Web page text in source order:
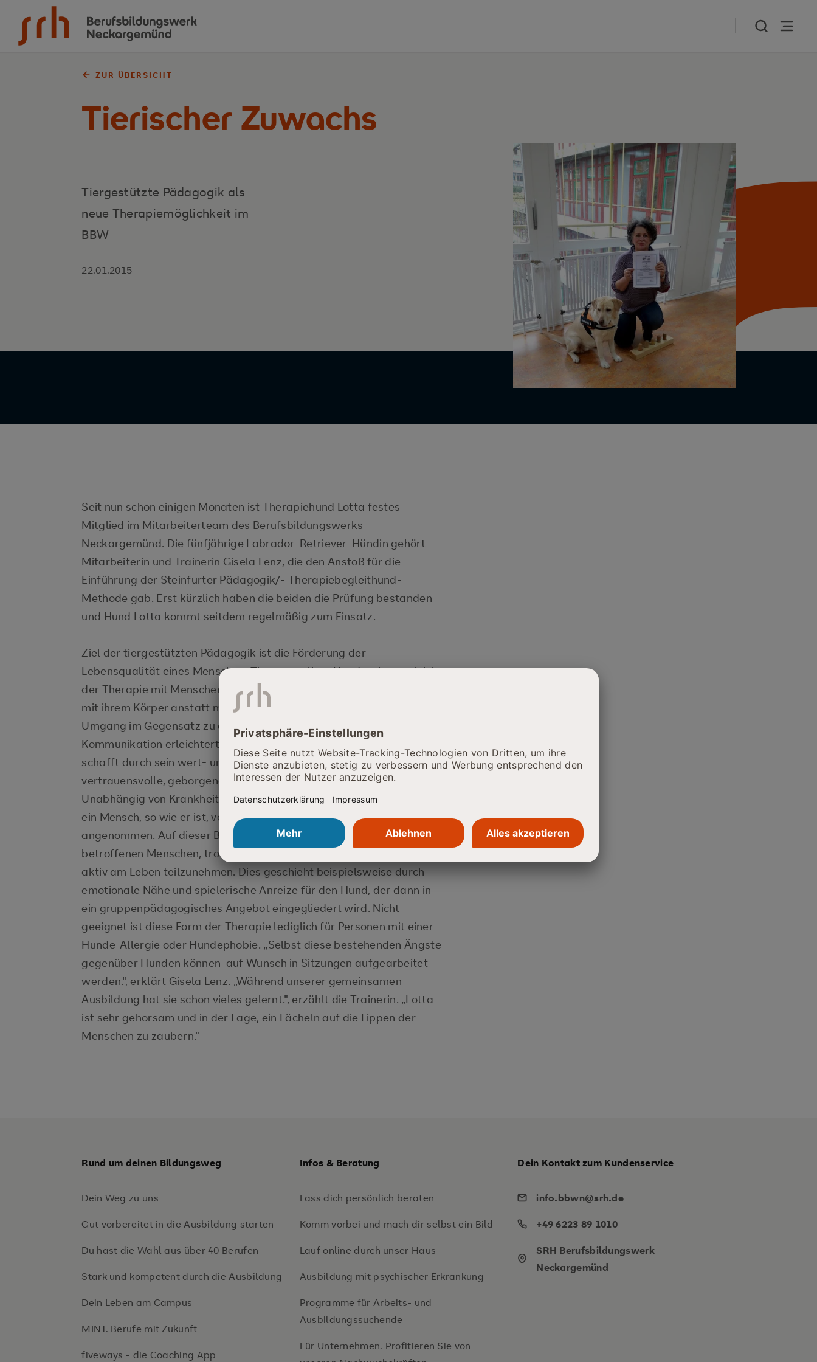
Zum Inhalt springen
ZUR ÜBERSICHT
Tierischer Zuwachs
22.01.2015
Tiergestützte Pädagogik als
neue Therapiemöglichkeit im
BBW
Seit nun schon einigen Monaten ist Therapiehund Lotta festes
Mitglied im Mitarbeiterteam des Berufsbildungswerks
Neckargemünd. Die fünfjährige Labrador-Retriever-Hündin gehört
Mitarbeiterin und Trainerin Gisela Lenz, die den Anstoß für die
Einführung der Steinfurter Pädagogik/- Therapiebegleithund-
Methode gab. Erst kürzlich haben die beiden die Prüfung bestanden
und Hund Lotta kommt seitdem regelmäßig zum Einsatz.
Ziel der tiergestützten Pädagogik ist die Förderung der
Lebensqualität eines Menschen. Tiere, vor allem Hunde, eignen sich in
der Therapie mit Menschen besonders gut, denn sie kommunizieren
mit ihrem Körper anstatt mit Sprache. Dadurch wird der gegenseitige
Umgang im Gegensatz zu der vielschichtigen menschlichen
Kommunikation erleichtert. Die bloße Anwesenheit eines Hundes
schafft durch sein wert- und vorurteilsfreies Wesen eine
vertrauensvolle, geborgene und sicherheitsspendende Atmosphäre.
Unabhängig von Krankheiten, Beeinträchtigungen und Aussehen wird
ein Mensch, so wie er ist, von dem Hund akzeptiert und freundlich
angenommen. Auf dieser Basis wächst u. a. die Motivation des
betroffenen Menschen, trotz Krankheiten, Schmerzen usw. weiter
aktiv am Leben teilzunehmen. Dies geschieht beispielsweise durch
emotionale Nähe und spielerische Anreize für den Hund, der dann in
ein gruppenpädagogisches Angebot eingegliedert wird. Nicht
geeignet ist diese Form der Therapie lediglich für Personen mit einer
Hunde-Allergie oder Hundephobie. „Selbst diese bestehenden Ängste
gegenüber Hunden können auf Wunsch in Sitzungen aufgearbeitet
werden.", erklärt Gisela Lenz. „Während unserer gemeinsamen
Ausbildung hat sie schon vieles gelernt.", erzählt die Trainerin. „Lotta
ist sehr gehorsam und in der Lage, ein Lächeln auf die Lippen der
Menschen zu zaubern."
Rund um deinen Bildungsweg
Dein Weg zu uns
Gut vorbereitet in die Ausbildung starten
Du hast die Wahl aus über 40 Berufen
Stark und kompetent durch die Ausbildung
Dein Leben am Campus
MINT. Berufe mit Zukunft
fiveways - die Coaching App
Infos & Beratung
Lass dich persönlich beraten
Komm vorbei und mach dir selbst ein Bild
Lauf online durch unser Haus
Ausbildung mit psychischer Erkrankung
Programme für Arbeits- und
Ausbildungssuchende
Für Unternehmen. Profitieren Sie von
Dein Kontakt zum Kundenservice
info.bbwn@srh.de
+49 6223 89 1010
SRH Berufsbildungswerk
Neckargemünd